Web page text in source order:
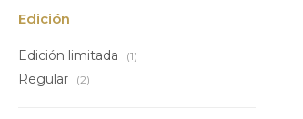
Edición
Edición limitada (1)
Regular (2)